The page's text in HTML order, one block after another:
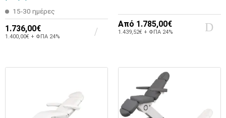
15-30 ημέρες
1.736,00€
1.400,00€ + ΦΠΑ 24%
Από 1.785,00€
1.439,52€ + ΦΠΑ 24%